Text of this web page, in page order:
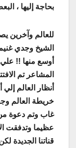
بحاجة إليها ،
للعالم وآخرين
الشيخ وجدي
أوسع منها !! علي
المشاعر تم
أنظار العالم
خريطة العالم
غاب وتم دعوة
عظيما وتدفقت
قناتنا الجديدة